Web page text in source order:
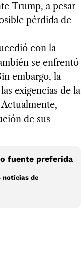
Trump, a pesar
pérdida de
con la
se enfrentó
embargo, la
exigencias de la
de sus
fuente preferida
noticias de